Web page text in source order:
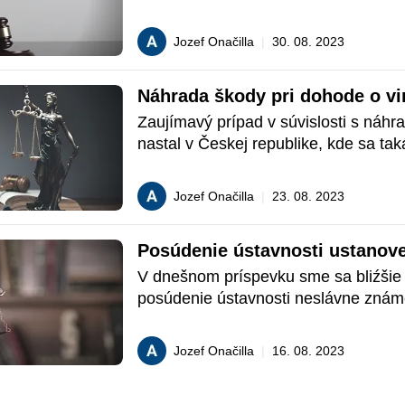
zachovávať zdržanlivosť, na strane
nemôže byť toto právo obmedzované
jeho profesie. Slobodou prejavu
zaoberal Európsky súd pre ľudské
vo veci Sarısu Pehlivan proti
č. 63029/19.
Jozef Onačilla 30. 08. 2023
Náhrada škody pri dohode o
Zaujímavý prípad v súvislosti s
nastal v Českej republike, kde sa
a treste.Jozef Onačilla 23. 08. 2023
Posúdenie ústavnosti
V dnešnom príspevku sme sa
posúdenie ústavnosti neslávne
Prečitajte si viac o samotnom návrhu
ústavného súdu.
Jozef Onačilla 16. 08. 2023